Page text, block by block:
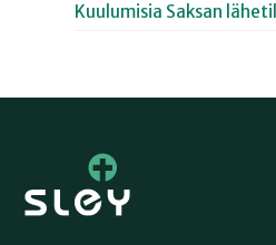
Kuulumisia Saksan